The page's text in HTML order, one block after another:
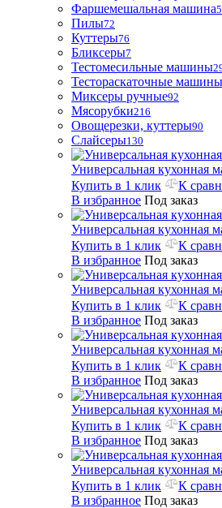
Фаршемешальная машина
Пилы72
Куттеры76
Бликсеры7
Тестомесильные машины
Тестораскаточные
Миксеры ручные92
Мясорубки216
Овощерезки, куттеры90
Слайсеры130
Универсальная
Купить в 1 клик
К
В избранное Под заказ
Универсальная
Купить в 1 клик
К
В избранное Под заказ
Универсальная
Купить в 1 клик
К
В избранное Под заказ
Универсальная
Купить в 1 клик
К
В избранное Под заказ
Универсальная
Купить в 1 клик
К
В избранное Под заказ
Универсальная
Купить в 1 клик
К
В избранное Под заказ